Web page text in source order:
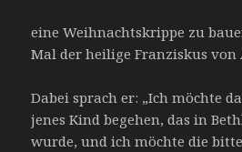
eine Weihnachtskrippe zu
Mal der heilige Franziskus von
Dabei sprach er: „Ich möchte
jenes Kind begehen, das in
wurde, und ich möchte die